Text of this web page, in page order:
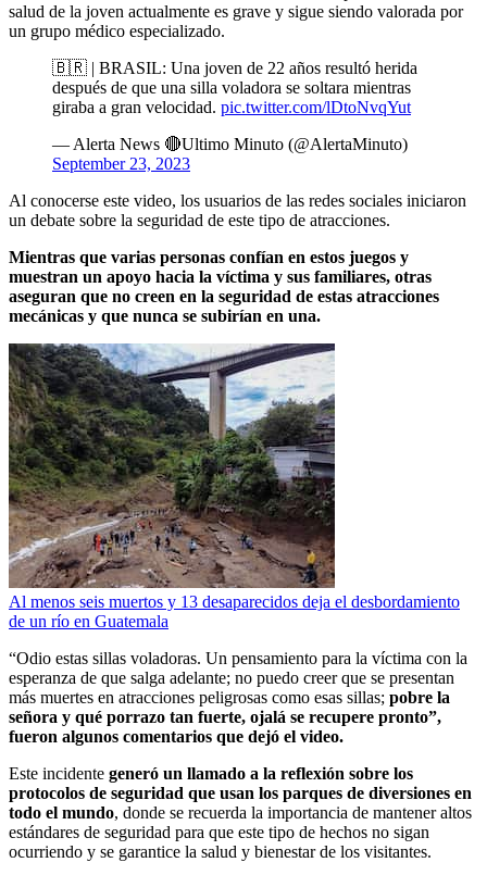
salud de la joven actualmente es grave y sigue siendo valorada por
un grupo médico especializado.
🇧🇷 | BRASIL: Una joven de 22 años resultó herida
después de que una silla voladora se soltara mientras
giraba a gran velocidad. pic.twitter.com/lDtoNvqYut
— Alerta News 🔴Ultimo Minuto (@AlertaMinuto)
September 23, 2023
Al conocerse este video, los usuarios de las redes sociales iniciaron
un debate sobre la seguridad de este tipo de atracciones.
Mientras que varias personas confían en estos juegos y
muestran un apoyo hacia la víctima y sus familiares, otras
aseguran que no creen en la seguridad de estas atracciones
mecánicas y que nunca se subirían en una.
Al menos seis muertos y 13 desaparecidos deja el desbordamiento
de un río en Guatemala
“Odio estas sillas voladoras. Un pensamiento para la víctima con la
esperanza de que salga adelante; no puedo creer que se presentan
más muertes en atracciones peligrosas como esas sillas; pobre la
señora y qué porrazo tan fuerte, ojalá se recupere pronto”,
fueron algunos comentarios que dejó el video.
Este incidente generó un llamado a la reflexión sobre los
protocolos de seguridad que usan los parques de diversiones en
todo el mundo, donde se recuerda la importancia de mantener altos
estándares de seguridad para que este tipo de hechos no sigan
ocurriendo y se garantice la salud y bienestar de los visitantes.